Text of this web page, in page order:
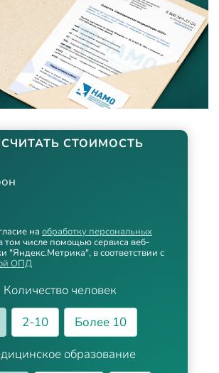
СТОИМОСТЬ
Количество человек
2-10
Более 10
образование
на обработку персональных
том числе помощью сервиса веб-
"Яндекс.Метрика", в соответствии с
ОПД